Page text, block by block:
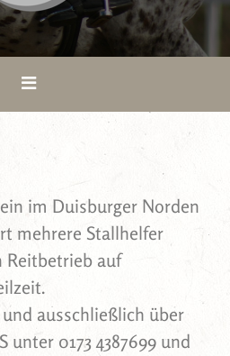
im Duisburger Norden
mehrere Stallhelfer
Reitbetrieb auf
ausschließlich über
unter 0173 4387699 und